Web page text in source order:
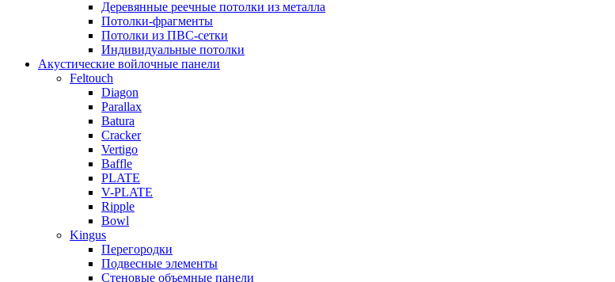
Деревянные реечные потолки из металла
Потолки-фрагменты
Потолки из ПВС-сетки
Индивидуальные потолки
Акустические войлочные панели
Feltouch
Diagon
Parallax
Batura
Cracker
Vertigo
Baffle
PLATE
V-PLATE
Ripple
Bowl
Kingus
Перегородки
Подвесные элементы
Стеновые объемные панели